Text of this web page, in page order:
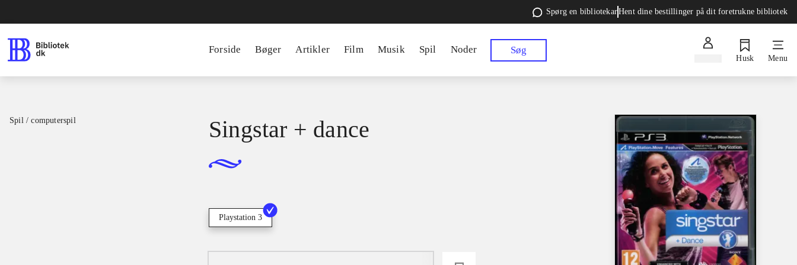
Spørg en bibliotekarHent dine bestillinger på dit foretrukne bibliotek
Forside Bøger Artikler Film Musik Spil Noder Søg
Husk Menu
Spil / computerspil Singstar + dance
Playstation 3